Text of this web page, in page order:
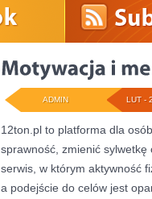
LUT -
ADMIN
12ton.pl to platforma dla
sprawność, zmienić sylwetkę
serwis, w którym aktywność
a podejście do celów jest